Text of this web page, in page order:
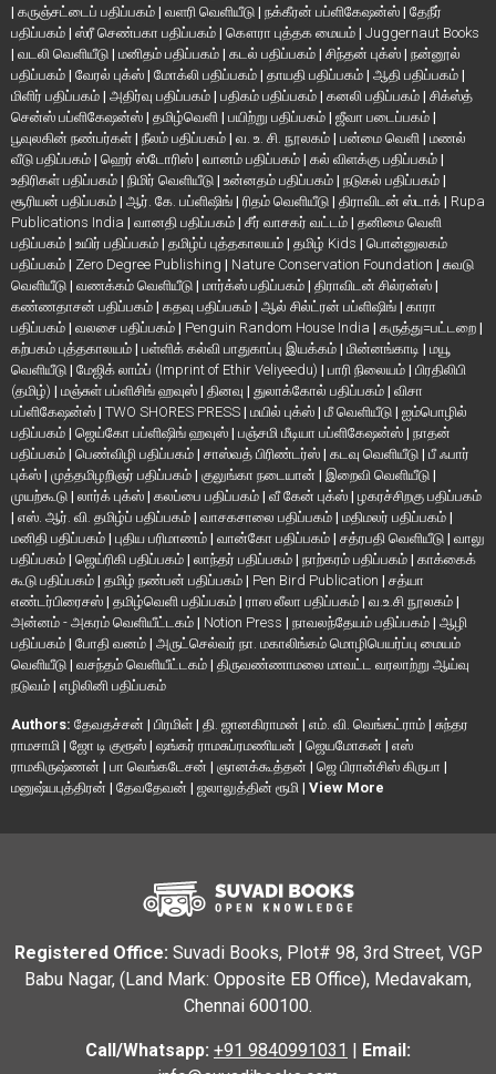
| கருஞ்சட்டைப் பதிப்பகம் | வளரி வெளியீடு | நக்கீரன் பப்ளிகேஷன்ஸ் | தேநீர்
பதிப்பகம் | ஸ்ரீ செண்பகா பதிப்பகம் | கௌரா புத்தக மையம் | Juggernaut Books
| வடலி வெளியீடு | மனிதம் பதிப்பகம் | கடல் பதிப்பகம் | சிந்தன் புக்ஸ் | நன்னூல்
பதிப்பகம் | வேரல் புக்ஸ் | மோக்லி பதிப்பகம் | தாயதி பதிப்பகம் | ஆதி பதிப்பகம் |
மிளிர் பதிப்பகம் | அதிர்வு பதிப்பகம் | பதிகம் பதிப்பகம் | கனலி பதிப்பகம் | சிக்ஸ்த்
சென்ஸ் பப்ளிகேஷன்ஸ் | தமிழ்வெளி | பயிற்று பதிப்பகம் | ஜீவா படைப்பகம் |
பூவுலகின் நண்பர்கள் | நீலம் பதிப்பகம் | வ. உ. சி. நூலகம் | பன்மை வெளி | மணல்
வீடு பதிப்பகம் | ஹெர் ஸ்டோரிஸ் | வானம் பதிப்பகம் | கல் விளக்கு பதிப்பகம் |
உதிரிகள் பதிப்பகம் | நிமிர் வெளியீடு | உன்னதம் பதிப்பகம் | நடுகல் பதிப்பகம் |
சூரியன் பதிப்பகம் | ஆர். கே. பப்ளிஷிங் | ரிதம் வெளியீடு | திராவிடன் ஸ்டாக் | Rupa
Publications India | வானதி பதிப்பகம் | சீர் வாசகர் வட்டம் | தனிமை வெளி
பதிப்பகம் | உயிர் பதிப்பகம் | தமிழ்ப் புத்தகாலயம் | தமிழ் Kids | பொன்னுலகம்
பதிப்பகம் | Zero Degree Publishing | Nature Conservation Foundation | சுவடு
வெளியீடு | வணக்கம் வெளியீடு | மார்க்ஸ் பதிப்பகம் | திராவிடன் சில்ரன்ஸ் |
கண்ணதாசன் பதிப்பகம் | கதவு பதிப்பகம் | ஆல் சில்ட்ரன் பப்ளிஷிங் | காரா
பதிப்பகம் | வலசை பதிப்பகம் | Penguin Random House India | கருத்து=பட்டறை |
கற்பகம் புத்தகாலயம் | பள்ளிக் கல்வி பாதுகாப்பு இயக்கம் | மின்னங்காடி | மயூ
வெளியீடு | மேஜிக் லாம்ப் (Imprint of Ethir Veliyeedu) | பாரி நிலையம் | பிரதிலிபி
(தமிழ்) | மஞ்சுள் பப்ளிசிங் ஹவுஸ் | தினவு | துலாக்கோல் பதிப்பகம் | விசா
பப்ளிகேஷன்ஸ் | TWO SHORES PRESS | மயில் புக்ஸ் | மீ வெளியீடு | ஐம்பொழில்
பதிப்பகம் | ஜெய்கோ பப்ளிஷிங் ஹவுஸ் | பஞ்சமி மீடியா பப்ளிகேஷன்ஸ் | நாதன்
பதிப்பகம் | பெண்விழி பதிப்பகம் | சாஸ்வத் பிரிண்டர்ஸ் | கடவு வெளியீடு | பீ ஃபார்
புக்ஸ் | முத்தமிழறிஞர் பதிப்பகம் | குலுங்கா நடையான் | இறைவி வெளியீடு |
முயற்கூடு | லார்க் புக்ஸ் | கலப்பை பதிப்பகம் | வீ கேன் புக்ஸ் | ழகரச்சிறகு பதிப்பகம்
| எஸ். ஆர். வி. தமிழ்ப் பதிப்பகம் | வாசகசாலை பதிப்பகம் | மதிமலர் பதிப்பகம் |
மனிதி பதிப்பகம் | புதிய பரிமாணம் | வான்கோ பதிப்பகம் | சத்ரபதி வெளியீடு | வாலு
பதிப்பகம் | ஜெய்ரிகி பதிப்பகம் | லாந்தர் பதிப்பகம் | நாற்கரம் பதிப்பகம் | காக்கைக்
கூடு பதிப்பகம் | தமிழ் நண்பன் பதிப்பகம் | Pen Bird Publication | சத்யா
எண்டர்பிரைசஸ் | தமிழ்வெளி பதிப்பகம் | ராஸ லீலா பதிப்பகம் | வ.உ.சி நூலகம் |
அன்னம் - அகரம் வெளியீட்டகம் | Notion Press | நாவலந்தேயம் பதிப்பகம் | ஆழி
பதிப்பகம் | போதி வனம் | அருட்செல்வர் நா. மகாலிங்கம் மொழிபெயர்ப்பு மையம்
வெளியீடு | வசந்தம் வெளியீட்டகம் | திருவண்ணாமலை மாவட்ட வரலாற்று ஆய்வு
நடுவம் | எழிலினி பதிப்பகம்
Authors: தேவதச்சன் | பிரமிள் | தி. ஜானகிராமன் | எம். வி. வெங்கட்ராம் | சுந்தர
ராமசாமி | ஜோ டி குரூஸ் | ஷங்கர் ராமசுப்ரமணியன் | ஜெயமோகன் | எஸ்
ராமகிருஷ்ணன் | பா வெங்கடேசன் | ஞானக்கூத்தன் | ஜெ பிரான்சிஸ் கிருபா |
மனுஷ்யபுத்திரன் | தேவதேவன் | ஜலாலுத்தின் ரூமி | View More
Registered Office: Suvadi Books, Plot# 98, 3rd Street, VGP
Babu Nagar, (Land Mark: Opposite EB Office), Medavakam,
Chennai 600100.
Call/Whatsapp: +91 9840991031 | Email: